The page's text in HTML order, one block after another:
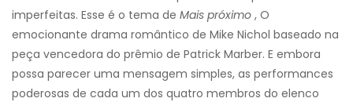
imperfeitas. Esse é o tema de Mais próximo , O
emocionante drama romântico de Mike Nichol baseado na
peça vencedora do prêmio de Patrick Marber. E embora
possa parecer uma mensagem simples, as performances
poderosas de cada um dos quatro membros do elenco